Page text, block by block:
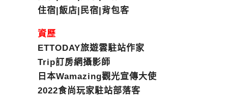
住宿|飯店|民宿|背包客
資歷
ETTODAY旅遊雲駐站作家
Trip訂房網攝影師
日本Wamazing觀光宣傳大使
2022食尚玩家駐站部落客